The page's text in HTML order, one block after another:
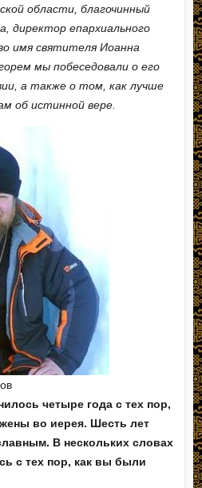
области, благочинный
директор епархиального
имя святителя Иоанна
мы побеседовали о его
а также о том, как лучше
об истинной вере.
четыре года с тех пор,
во иерея. Шесть лет
В нескольких словах
с тех пор, как вы были